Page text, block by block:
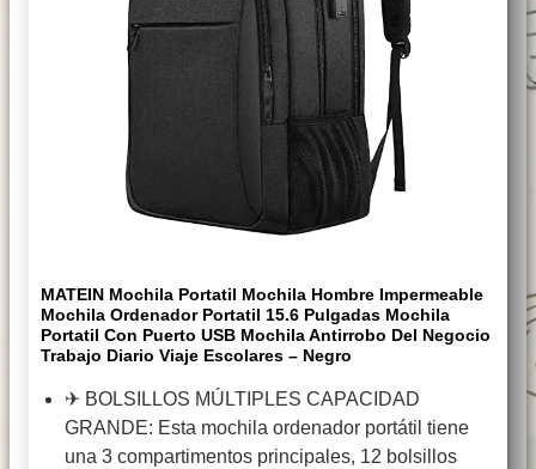
MATEIN Mochila Portatil Mochila Hombre Impermeable
Mochila Ordenador Portatil 15.6 Pulgadas Mochila
Portatil Con Puerto USB Mochila Antirrobo Del Negocio
Trabajo Diario Viaje Escolares – Negro
✈ BOLSILLOS MÚLTIPLES CAPACIDAD
GRANDE: Esta mochila ordenador portátil tiene
una 3 compartimentos principales, 12 bolsillos